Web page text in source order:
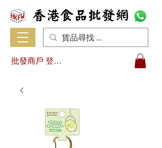
批發商戶 登入/註冊